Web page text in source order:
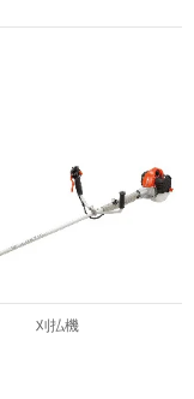
刈払機